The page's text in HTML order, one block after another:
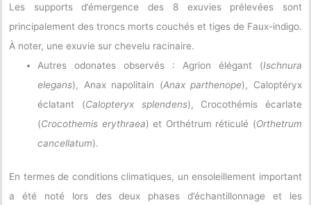
Les supports d’émergence des 8 exuvies prélevées sont
principalement des troncs morts couchés et tiges de Faux-indigo.
À noter, une exuvie sur chevelu racinaire.
Autres odonates observés : Agrion élégant (Ischnura
elegans), Anax napolitain (Anax parthenope), Caloptéryx
éclatant (Calopteryx splendens), Crocothémis écarlate
(Crocothemis erythraea) et Orthétrum réticulé (Orthetrum
cancellatum).
En termes de conditions climatiques, un ensoleillement important
a été noté lors des deux phases d’échantillonnage et les